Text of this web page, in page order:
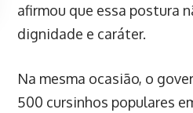
afirmou que essa postura
dignidade e caráter.
Na mesma ocasião, o
500 cursinhos populares